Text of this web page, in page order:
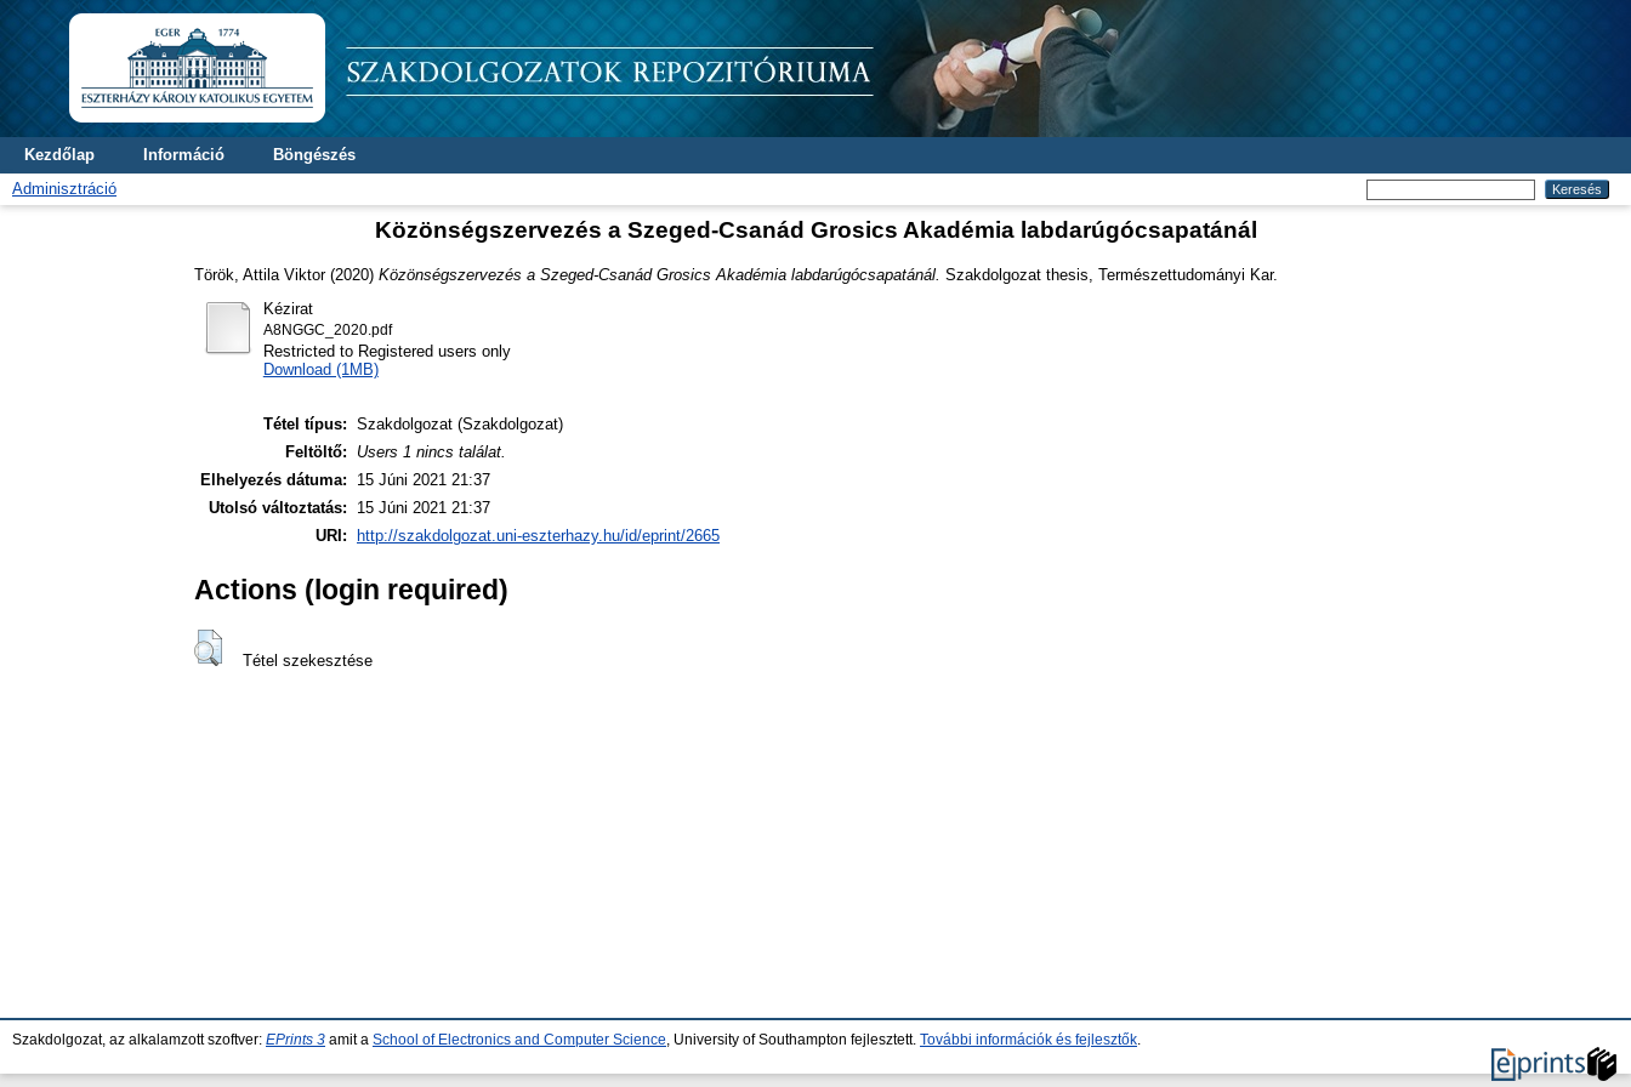
Kezdőlap Információ
Böngészés
Adminisztráció
Közönségszervezés a Szeged-Csanád Grosics Akadémia labdarúgócsapatánál
Török, Attila Viktor(2020) Közönségszervezés a Szeged-Csanád Grosics Akadémia labdarúgócsapatánál. Szakdolgozat thesis, Természettudományi Kar.
Kézirat
A8NGGC_2020.pdf
Restricted to Registered users only
Download (1MB)
Tétel típus: Szakdolgozat (Szakdolgozat)
Feltöltő:
Users 1 nincs találat.
Elhelyezés dátuma:
15 Júni 2021 21:37
Utolsó változtatás:
15 Júni 2021 21:37
URI:
http://szakdolgozat.uni-eszterhazy.hu/id/eprint/2665
Actions (login required)
Tétel szekesztése
Szakdolgozat, az alkalamzott szoftver: EPrints 3 amit a School of Electronics and Computer Science , University of Southampton fejlesztett. További információk és fejlesztők